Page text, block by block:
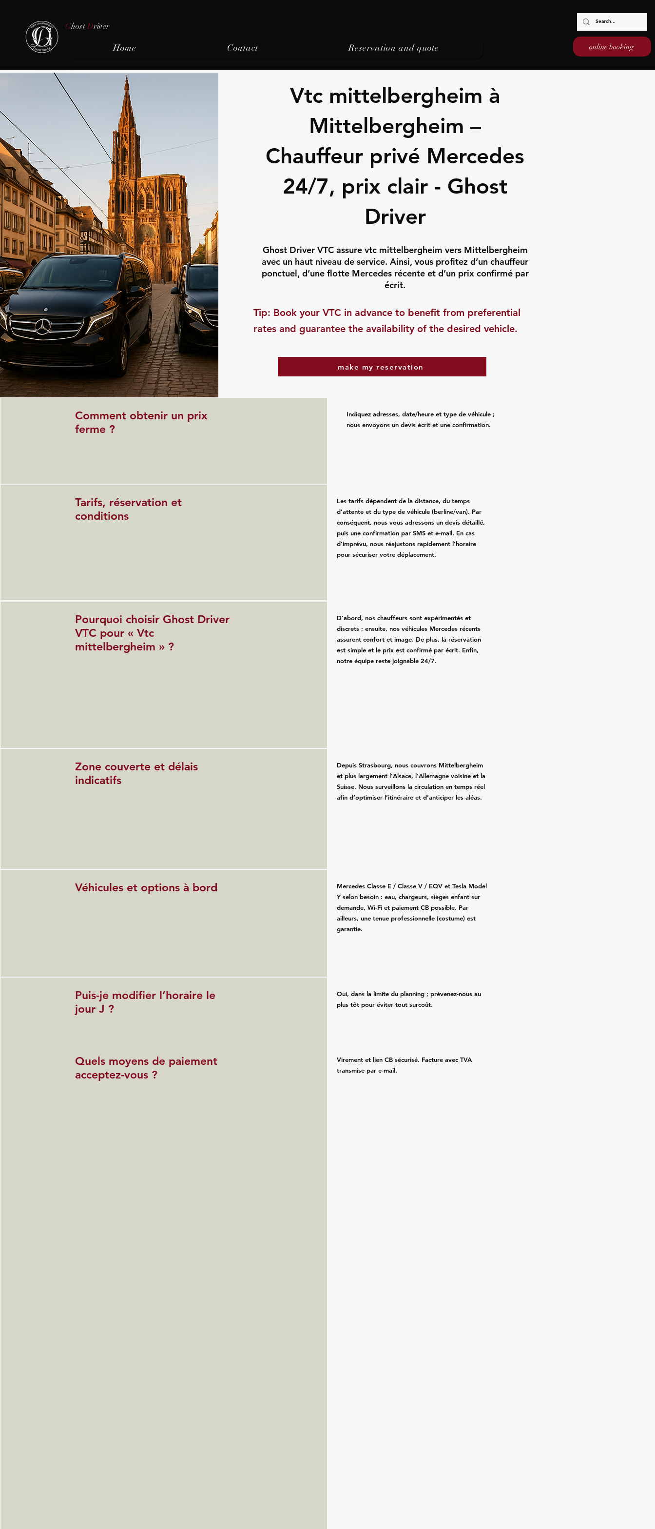
Ghost Driver
Home Contact Reservation and quote online booking
Vtc mittelbergheim à
Mittelbergheim –
Chauffeur privé Mercedes
24/7, prix clair - Ghost
Driver
Ghost Driver VTC assure vtc mittelbergheim vers Mittelbergheim
avec un haut niveau de service. Ainsi, vous profitez d’un chauffeur
ponctuel, d’une flotte Mercedes récente et d’un prix confirmé par
écrit.
​Tip: Book your VTC in advance to benefit from preferential
rates and guarantee the availability of the desired vehicle.
make my reservation
Comment obtenir un prix
ferme ?
Indiquez adresses, date/heure et type de véhicule ;
nous envoyons un devis écrit et une confirmation.
Tarifs, réservation et
conditions
Les tarifs dépendent de la distance, du temps
d’attente et du type de véhicule (berline/van). Par
conséquent, nous vous adressons un devis détaillé,
puis une confirmation par SMS et e-mail. En cas
d’imprévu, nous réajustons rapidement l’horaire
pour sécuriser votre déplacement.
Pourquoi choisir Ghost Driver
VTC pour « Vtc
mittelbergheim » ?
D’abord, nos chauffeurs sont expérimentés et
discrets ; ensuite, nos véhicules Mercedes récents
assurent confort et image. De plus, la réservation
est simple et le prix est confirmé par écrit. Enfin,
notre équipe reste joignable 24/7.
Zone couverte et délais
indicatifs
Depuis Strasbourg, nous couvrons Mittelbergheim
et plus largement l’Alsace, l’Allemagne voisine et la
Suisse. Nous surveillons la circulation en temps réel
afin d’optimiser l’itinéraire et d’anticiper les aléas.
Véhicules et options à bord
Mercedes Classe E / Classe V / EQV et Tesla Model
Y selon besoin : eau, chargeurs, sièges enfant sur
demande, Wi-Fi et paiement CB possible. Par
ailleurs, une tenue professionnelle (costume) est
garantie.
Puis-je modifier l’horaire le
jour J ?
Oui, dans la limite du planning ; prévenez-nous au
plus tôt pour éviter tout surcoût.
Quels moyens de paiement
acceptez-vous ?
Virement et lien CB sécurisé. Facture avec TVA
transmise par e-mail.